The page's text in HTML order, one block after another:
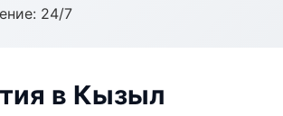
24/7
в Кызыл